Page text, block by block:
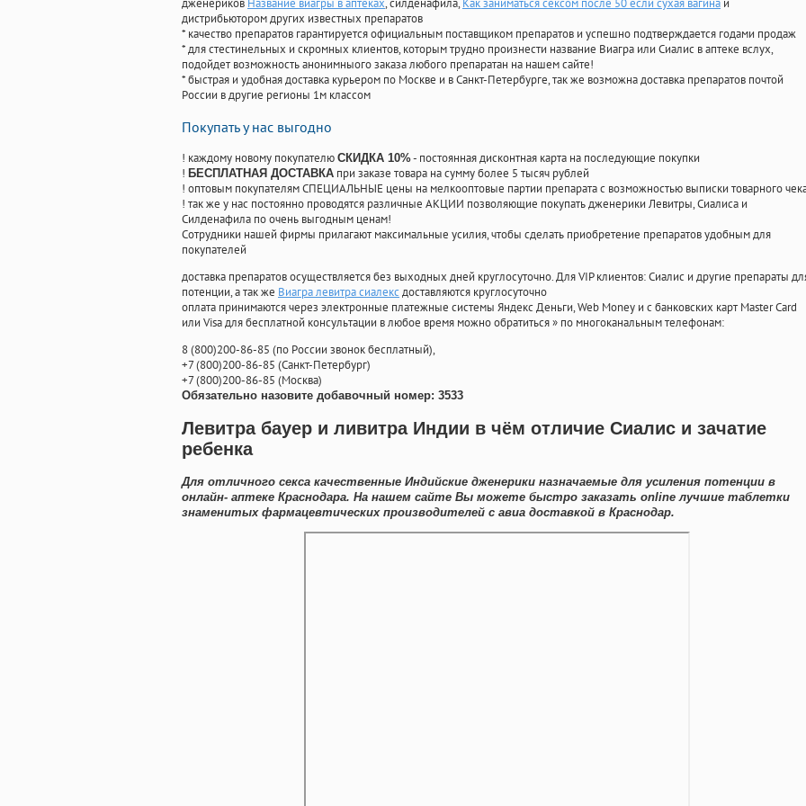
дженериков Название виагры в аптеках, силденафила, Как заниматься сексом после 50 если сухая вагина и
дистрибьютором других известных препаратов
* качество препаратов гарантируется официальным поставщиком препаратов и успешно подтверждается годами продаж
* для стестинельных и скромных клиентов, которым трудно произнести название Виагра или Сиалис в аптеке вслух,
подойдет возможность анонимныого заказа любого препаратан на нашем сайте!
* быстрая и удобная доставка курьером по Москве и в Санкт-Петербурге, так же возможна доставка препаратов почтой
России в другие регионы 1м классом
Покупать у нас выгодно
! каждому новому покупателю СКИДКА 10%- постоянная дисконтная карта на последующие покупки
! БЕСПЛАТНАЯ ДОСТАВКА при заказе товара на сумму более 5 тысяч рублей
! оптовым покупателям СПЕЦИАЛЬНЫЕ цены на мелкооптовые партии препарата с возможностью выписки товарного
! так же у нас постоянно проводятся различные АКЦИИ позволяющие покупать дженерики Левитры, Сиалиса и
Силденафила по очень выгодным ценам!
Cотрудники нашей фирмы прилагают максимальные усилия, чтобы сделать приобретение препаратов удобным для
покупателей
доставка препаратов осуществляется без выходных дней круглосуточно. Для VIP клиентов: Сиалис и другие препараты
потенции, а так же Виагра левитра сиалексдоставляются круглосуточно
оплата принимаются через электронные платежные системы Яндекс Деньги, Web Money и с банковских карт Master Card
или Visa для бесплатной консультации в любое время можно обратиться» по многоканальным телефонам:
8(800)200-86-85 (по России звонок бесплатный),
+7(800)200-86-85 (Санкт-Петербург)
+7(800)200-86-85 (Москва)
Обязательно назовите добавочный номер: 3533
Левитра бауер и ливитра Индии в чём отличие Сиалис и зачатие
ребенка
Для отличного секса качественные Индийские дженерики назначаемые для усиления потенции в
онлайн- аптеке Краснодара. На нашем сайте Вы можете быстро заказать online лучшие таблетки
знаменитых фармацевтических производителей с авиа доставкой в Краснодар.